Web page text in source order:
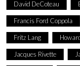
David DeCoteau
Francis Ford Coppola
Fritz Lang
Jacques Rivette